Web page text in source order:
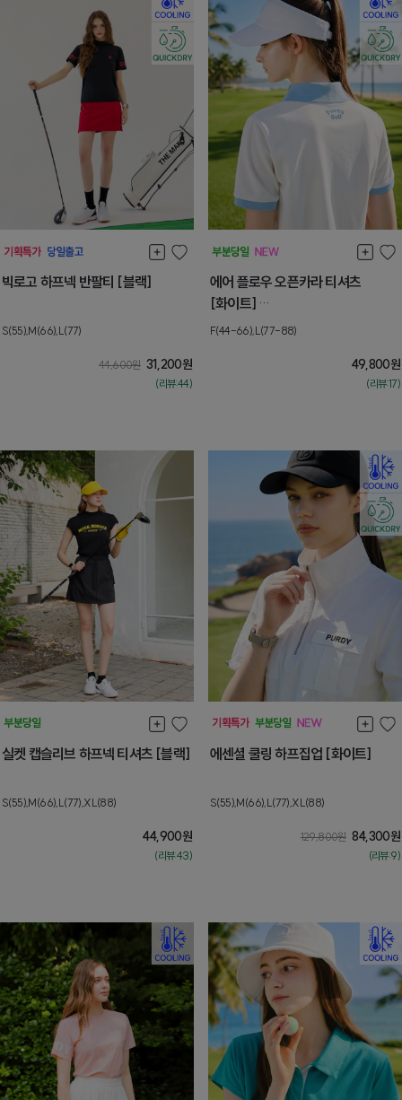
빅로고 하프넥 반팔티 [블랙]
S(55),M(66),L(77)
44,600원 31,200원
(리뷰:44)
에어 플로우 오픈카라 티셔츠
[화이트]
[L] 8월둘째주 순차배송
F(44-66),L(77-88)
49,800원
(리뷰:17)
실켓 캡슬리브 하프넥 티셔츠 [블랙]
S(55),M(66),L(77),XL(88)
44,900원
(리뷰:43)
에센셜 쿨링 하프집업 [화이트]
S(55),M(66),L(77),XL(88)
129,800원 84,300원
(리뷰:9)